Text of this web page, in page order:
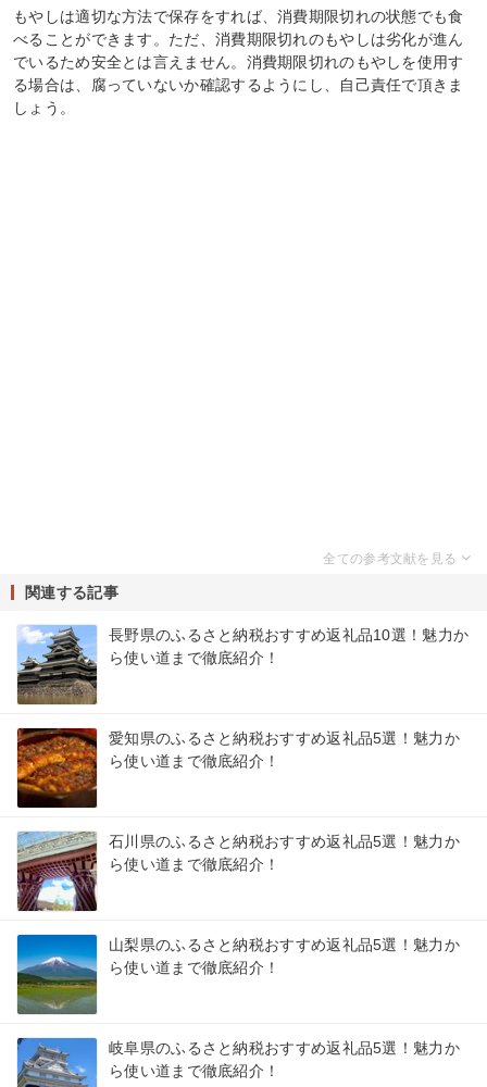
もやしは適切な方法で保存をすれば、消費期限切れの状態でも食
べることができます。ただ、消費期限切れのもやしは劣化が進ん
でいるため安全とは言えません。消費期限切れのもやしを使用す
る場合は、腐っていないか確認するようにし、自己責任で頂きま
しょう。
関連する記事
長野県のふるさと納税おすすめ返礼品10選！魅力か
ら使い道まで徹底紹介！
愛知県のふるさと納税おすすめ返礼品5選！魅力か
ら使い道まで徹底紹介！
石川県のふるさと納税おすすめ返礼品5選！魅力か
ら使い道まで徹底紹介！
山梨県のふるさと納税おすすめ返礼品5選！魅力か
ら使い道まで徹底紹介！
岐阜県のふるさと納税おすすめ返礼品5選！魅力か
ら使い道まで徹底紹介！